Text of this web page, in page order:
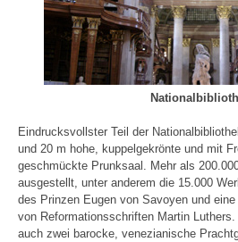
Eindrucksvollster Teil der
und 20 m hohe, kuppelgekrönte und mit
geschmückte Prunksaal. Mehr als
ausgestellt, unter anderem die 15.000
des Prinzen Eugen von Savoyen und
von Reformationsschriften Martin
auch zwei barocke, venezianische